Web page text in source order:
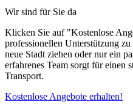
Wir sind für Sie da
Klicken Sie auf "Kostenlose
professionellen Unterstützung
neue Stadt ziehen oder nur ein
erfahrenes Team sorgt für einen
Transport.
Kostenlose Angebote erhalten!